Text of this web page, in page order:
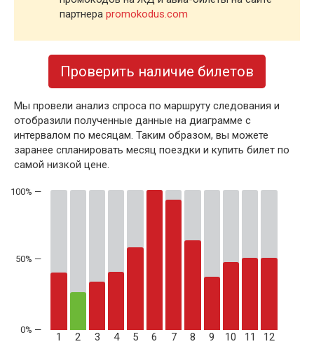
партнера promokodus.com
Проверить наличие билетов
Мы провели анализ спроса по маршруту следования и
отобразили полученные данные на диаграмме с
интервалом по месяцам. Таким образом, вы можете
заранее спланировать месяц поездки и купить билет по
самой низкой цене.
50% —
1 2 3 4 5 6 7 8 9 10 11 12